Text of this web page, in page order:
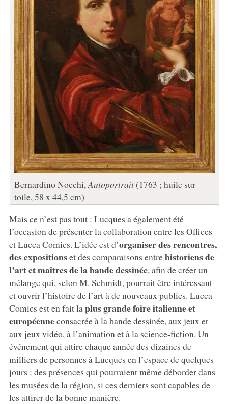
Bernardino Nocchi, Autoportrait(1763 ; huile sur
toile, 58 x 44,5 cm)
Mais ce n’est pas tout : Lucques a également été
l’occasion de présenter la collaboration entre les Offices
et Lucca Comics. L’idée est d’organiser des rencontres,
des expositionset des comparaisons entrehistoriens de
l’art et maîtres de la bande dessinée, afin de créer un
mélange qui, selon M. Schmidt, pourrait être intéressant
et ouvrir l’histoire de l’art à de nouveaux publics. Lucca
Comics est en fait la plus grande foire italienne et
européenneconsacrée à la bande dessinée, aux jeux et
aux jeux vidéo, à l’animation et à la science-fiction. Un
événement qui attire chaque année des dizaines de
milliers de personnes à Lucques en l’espace de quelques
jours : des présences qui pourraient même déborder dans
les musées de la région, si ces derniers sont capables de
les attirer de la bonne manière.